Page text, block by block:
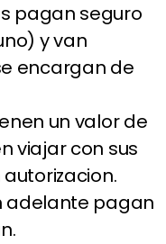
pagan seguro
y van
encargan de
un valor de
viajar con sus
adelante pagan